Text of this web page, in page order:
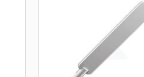
Praktická kombinovaná
frekvence LTE i LoRa®.
komplexní pokrytí spektra
3,8GHz. Tedy stejnou anténu
použít pro připojení: LTE,
LoRa® o ziscích 1,5-4 dBi v
699 MHz-3,8 GHz.